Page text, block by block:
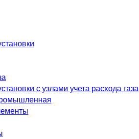
с узлами учета расхода газа